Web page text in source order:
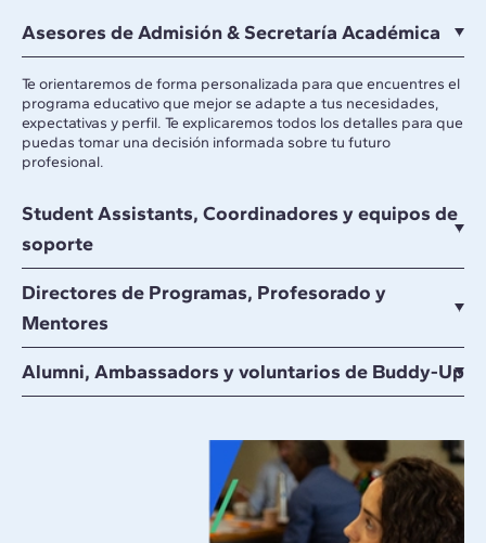
Asesores de Admisión & Secretaría Académica
Te orientaremos de forma personalizada para que encuentres el
programa educativo que mejor se adapte a tus necesidades,
expectativas y perfil. Te explicaremos todos los detalles para que
puedas tomar una decisión informada sobre tu futuro
profesional.
Student Assistants, Coordinadores y equipos de
soporte
Directores de Programas, Profesorado y
Mentores
Alumni, Ambassadors y voluntarios de Buddy-Up